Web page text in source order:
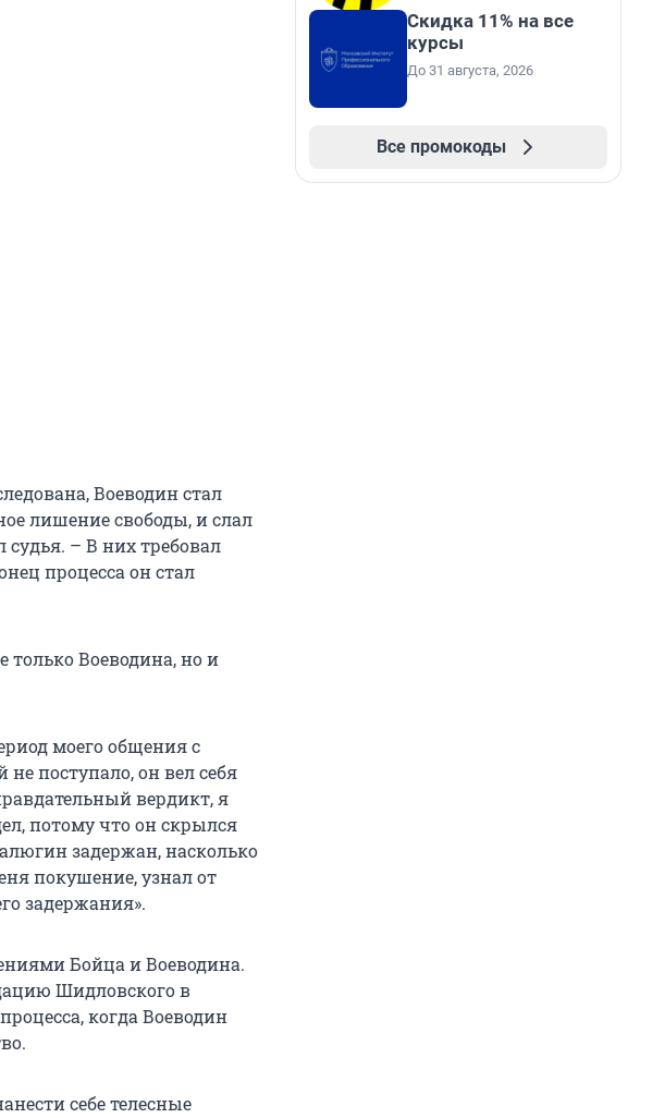
Воеводин стал
лишение свободы, и слал
судья. – В них требовал
процесса он стал
Воеводина, но и
моего общения с
поступало, он вел себя
вердикт, я
потому что он скрылся
задержан, насколько
покушение, узнал от
задержания».
Бойца и Воеводина.
Шидловского в
когда Воеводин
себе телесные
Скидка 11% на все
курсы
До 31 августа, 2026
Все промокоды